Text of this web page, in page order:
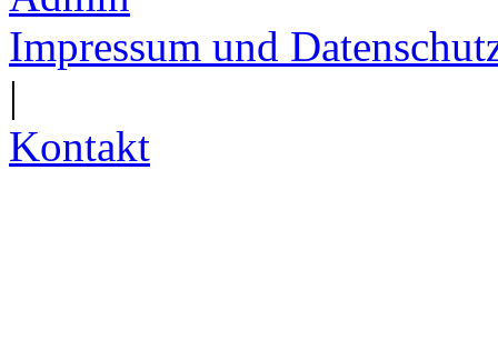
Impressum und
|
Kontakt